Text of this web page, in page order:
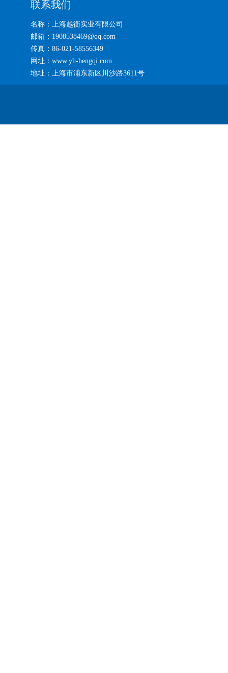
联系我们
名称：上海越衡实业有限公司
邮箱：1908538469@qq.com
传真：86-021-58556349
网址：www.yh-hengqi.com
地址：上海市浦东新区川沙路3611号